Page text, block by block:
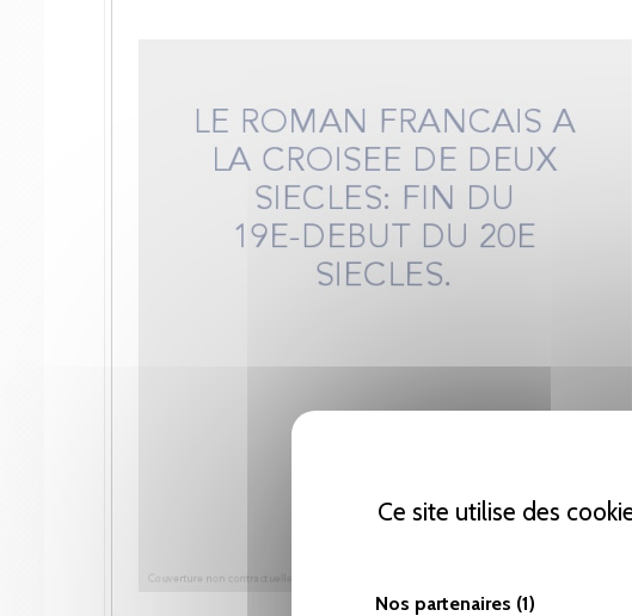
Ce site utilise des
Nos partenaires (1)